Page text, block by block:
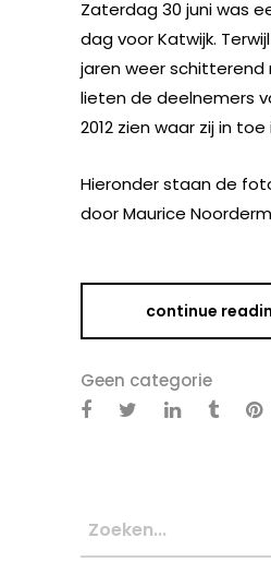
Zaterdag 30 juni was
dag voor Katwijk.
jaren weer schitterend
lieten de deelnemers
2012 zien waar zij in
Hieronder staan de
door Maurice
continue
Geen categorie